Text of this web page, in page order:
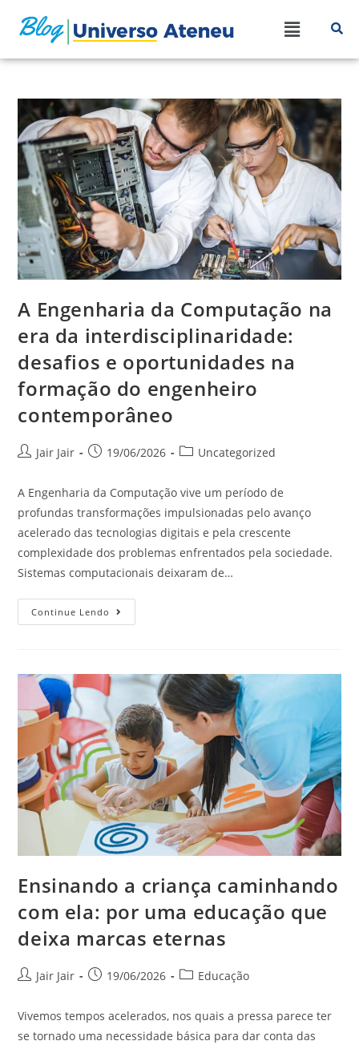
A Engenharia da Computação na
era da interdisciplinaridade:
desafios e oportunidades na
formação do engenheiro
contemporâneo
Jair Jair 19/06/2026 Uncategorized
A Engenharia da Computação vive um período de
profundas transformações impulsionadas pelo avanço
acelerado das tecnologias digitais e pela crescente
complexidade dos problemas enfrentados pela sociedade.
Sistemas computacionais deixaram de…
Continue Lendo
Ensinando a criança caminhando
com ela: por uma educação que
deixa marcas eternas
Jair Jair 19/06/2026 Educação
Vivemos tempos acelerados, nos quais a pressa parece ter
se tornado uma necessidade básica para dar conta das